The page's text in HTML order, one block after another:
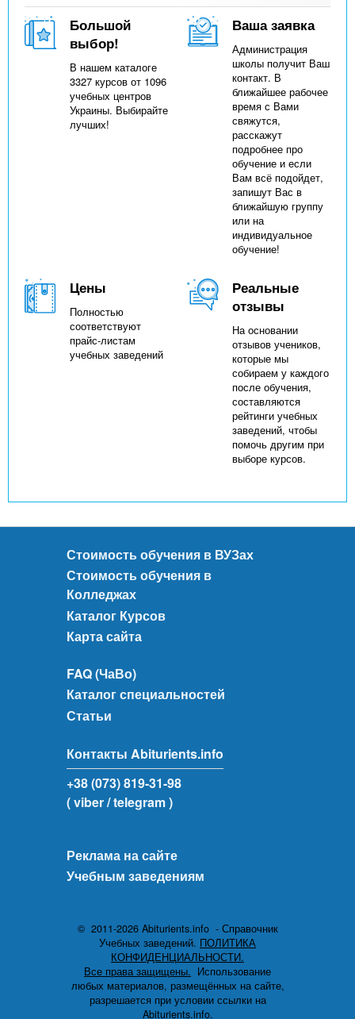
Большой
выбор!
В нашем каталоге
3327 курсов от 1096
учебных центров
Украины. Выбирайте
лучших!
Ваша заявка
Администрация
школы получит Ваш
контакт. В
ближайшее рабочее
время с Вами
свяжутся,
расскажут
подробнее про
обучение и если
Вам всё подойдет,
запишут Вас в
ближайшую группу
или на
индивидуальное
обучение!
Цены
Полностью
соответствуют
прайс-листам
учебных заведений
Реальные
отзывы
На основании
отзывов учеников,
которые мы
собираем у каждого
после обучения,
составляются
рейтинги учебных
заведений, чтобы
помочь другим при
выборе курсов.
Стоимость обучения в ВУЗах
Стоимость обучения в
Колледжах
Каталог Курсов
Карта сайта
FAQ (ЧаВо)
Каталог специальностей
Статьи
Контакты Abiturients.info
+38 (073) 819-31-98
( viber/ telegram )
Реклама на сайте
Учебным заведениям
© 2011-2026 Abiturients.info - Справочник
Учебных заведений. ПОЛИТИКА
КОНФИДЕНЦИАЛЬНОСТИ.
Все права защищены. Использование
любых материалов, размещённых на сайте,
разрешается при условии ссылки на
Abiturients.info.